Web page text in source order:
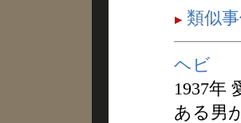
類似事
ヘビ
1937年
ある男